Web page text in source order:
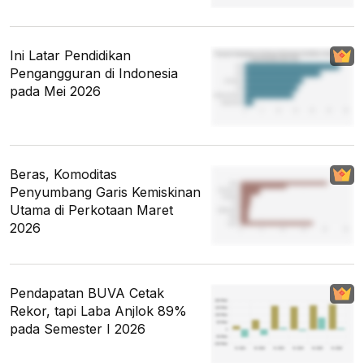
Ini Latar Pendidikan
Pengangguran di Indonesia
pada Mei 2026
Beras, Komoditas
Penyumbang Garis Kemiskinan
Utama di Perkotaan Maret
2026
Pendapatan BUVA Cetak
Rekor, tapi Laba Anjlok 89%
pada Semester I 2026